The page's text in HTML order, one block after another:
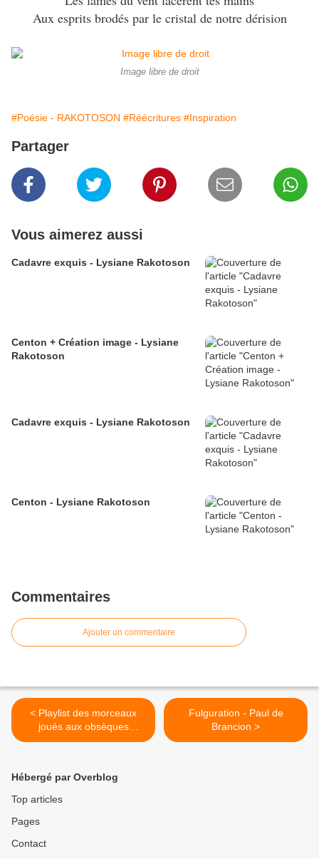
Aux esprits brodés par le cristal de notre dérision
Image libre de droit
#Poésie - RAKOTOSON #Réécritures #Inspiration
Partager
Vous aimerez aussi
Cadavre exquis - Lysiane Rakotoson
Centon + Création image - Lysiane
Rakotoson
Cadavre exquis - Lysiane Rakotoson
Centon - Lysiane Rakotoson
Commentaires
Ajouter un commentaire
< Playlist des morceaux
joués aux obsèques
d'Eugène de Rastignac
Fulguration - Paul de
Brancion >
Hébergé par Overblog
Top articles
Pages
Contact